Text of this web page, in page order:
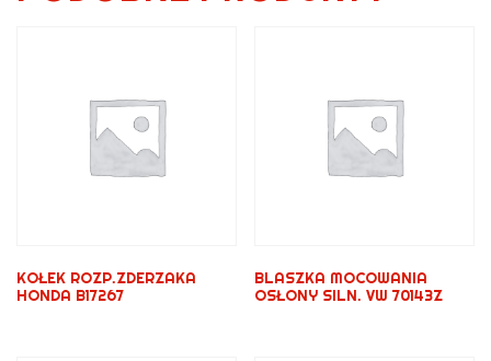
KOŁEK ROZP.ZDERZAKA
HONDA B17267
BLASZKA MOCOWANIA
OSŁONY SILN. VW 70143Z